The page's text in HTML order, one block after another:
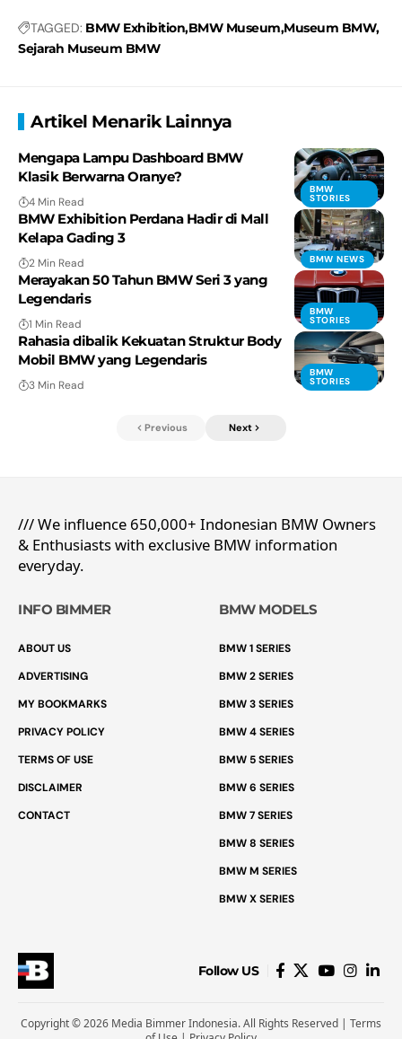
TAGGED: BMW ExhibitionBMW Museum Museum BMW
Sejarah Museum BMW
Artikel Menarik Lainnya
BMW
STORIES
Mengapa Lampu Dashboard BMW
Klasik Berwarna Oranye?
4 Min Read
BMW NEWS
BMW Exhibition Perdana Hadir di Mall
Kelapa Gading 3
2 Min Read
BMW
STORIES
Merayakan 50 Tahun BMW Seri 3 yang
Legendaris
1 Min Read
BMW
STORIES
Rahasia dibalik Kekuatan Struktur Body
Mobil BMW yang Legendaris
3 Min Read
Previous Next
/// We influence 650,000+ Indonesian BMW Owners
& Enthusiasts with exclusive BMW information
everyday.
INFO BIMMER
ABOUT US
ADVERTISING
MY BOOKMARKS
PRIVACY POLICY
TERMS OF USE
DISCLAIMER
CONTACT
BMW MODELS
BMW 1 SERIES
BMW 2 SERIES
BMW 3 SERIES
BMW 4 SERIES
BMW 5 SERIES
BMW 6 SERIES
BMW 7 SERIES
BMW 8 SERIES
BMW M SERIES
BMW X SERIES
Follow US
Copyright © 2026 Media Bimmer Indonesia. All Rights Reserved | Terms